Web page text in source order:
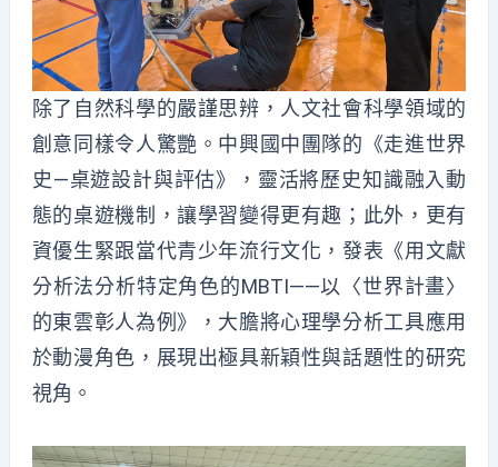
除了自然科學的嚴謹思辨，人文社會科學領域的
創意同樣令人驚艷。中興國中團隊的《走進世界
史—桌遊設計與評估》，靈活將歷史知識融入動
態的桌遊機制，讓學習變得更有趣；此外，更有
資優生緊跟當代青少年流行文化，發表《用文獻
分析法分析特定角色的MBTI——以〈世界計畫〉
的東雲彰人為例》，大膽將心理學分析工具應用
於動漫角色，展現出極具新穎性與話題性的研究
視角。